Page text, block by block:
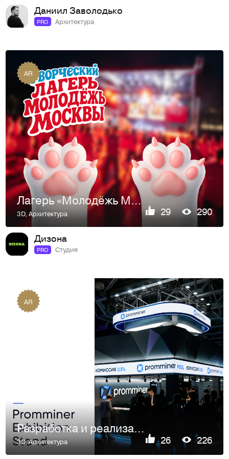
Даниил Заволодько
PRO Архитектура
AR
Лагерь «Молодёжь Москвы»
3D,Архитектура 29 290
Дизона
PRO Студия
AR
Разработка и реализация титульного стенда
3D,Архитектура 26 226